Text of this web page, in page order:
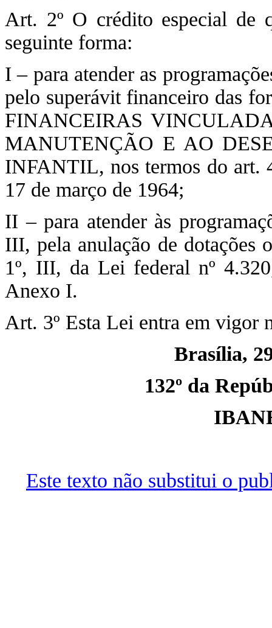
Art. 2º O crédito especial de
seguinte forma:
I – para atender as
pelo superávit financeiro das
FINANCEIRAS
MANUTENÇÃO E AO
INFANTIL, nos termos do art.
17 de março de 1964;
II – para atender às
III, pela anulação de dotações
1º, III, da Lei federal nº
Anexo I.
Art. 3º Esta Lei entra em vigor
Brasília,
132º da
Este texto não substitui o